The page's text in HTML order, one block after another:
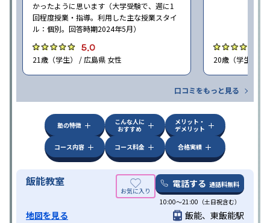
かったように思います（大学受験で、週に1
回程度授業・指導。利用した主な授業スタイ
ル：個別。回答時期2024年5月）
5.0
21歳（学生） / 広島県 女性 20歳（学生） /
口コミをもっと見る
塾の特徴
こんな人に
おすすめ
メリット・
デメリット
コース内容
コース料金 合格実績
飯能教室 電話する 通話料無料
10:00〜21:00（土日祝含む）
地図を見る 飯能、東飯能駅